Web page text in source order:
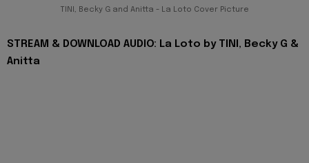
TINI, Becky G and Anitta - La Loto Cover Picture
STREAM & DOWNLOAD AUDIO: La Loto by TINI, Becky G &
Anitta